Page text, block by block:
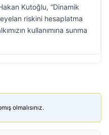
Kutoğlu, “Dinamik
riskini hesaplatma
kullanımına sunma
olmalısınız.